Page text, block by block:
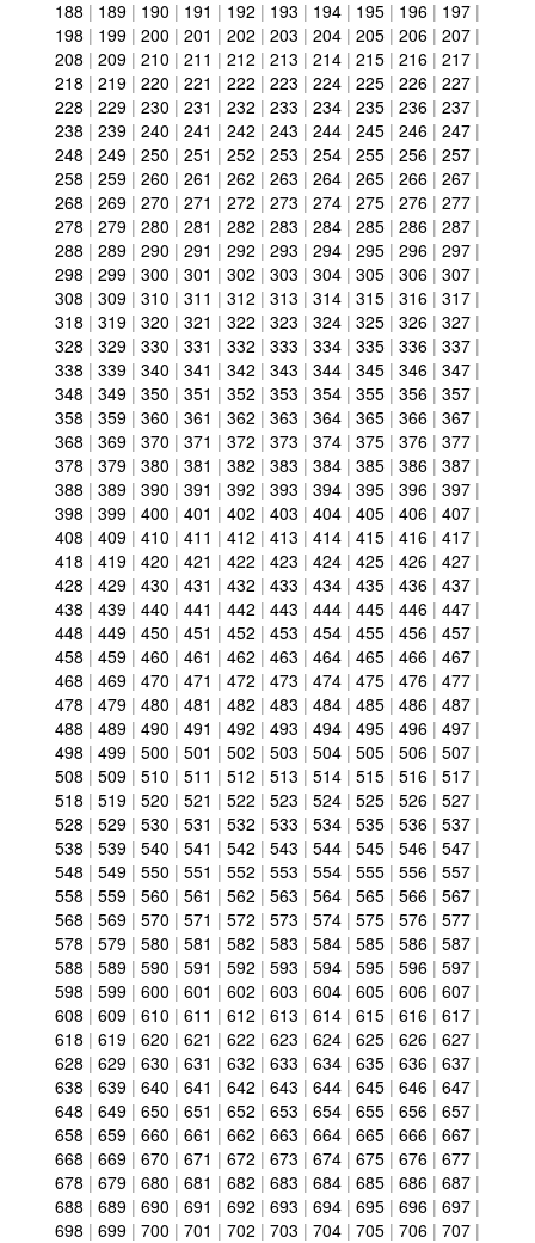
188 | 189 | 190 | 191 | 192 | 193 | 194 | 195 | 196 | 197 |
198 | 199 | 200 | 201 | 202 | 203 | 204 | 205 | 206 | 207 |
208 | 209 | 210 | 211 | 212 | 213 | 214 | 215 | 216 | 217 |
218 | 219 | 220 | 221 | 222 | 223 | 224 | 225 | 226 | 227 |
228 | 229 | 230 | 231 | 232 | 233 | 234 | 235 | 236 | 237 |
238 | 239 | 240 | 241 | 242 | 243 | 244 | 245 | 246 | 247 |
248 | 249 | 250 | 251 | 252 | 253 | 254 | 255 | 256 | 257 |
258 | 259 | 260 | 261 | 262 | 263 | 264 | 265 | 266 | 267 |
268 | 269 | 270 | 271 | 272 | 273 | 274 | 275 | 276 | 277 |
278 | 279 | 280 | 281 | 282 | 283 | 284 | 285 | 286 | 287 |
288 | 289 | 290 | 291 | 292 | 293 | 294 | 295 | 296 | 297 |
298 | 299 | 300 | 301 | 302 | 303 | 304 | 305 | 306 | 307 |
308 | 309 | 310 | 311 | 312 | 313 | 314 | 315 | 316 | 317 |
318 | 319 | 320 | 321 | 322 | 323 | 324 | 325 | 326 | 327 |
328 | 329 | 330 | 331 | 332 | 333 | 334 | 335 | 336 | 337 |
338 | 339 | 340 | 341 | 342 | 343 | 344 | 345 | 346 | 347 |
348 | 349 | 350 | 351 | 352 | 353 | 354 | 355 | 356 | 357 |
358 | 359 | 360 | 361 | 362 | 363 | 364 | 365 | 366 | 367 |
368 | 369 | 370 | 371 | 372 | 373 | 374 | 375 | 376 | 377 |
378 | 379 | 380 | 381 | 382 | 383 | 384 | 385 | 386 | 387 |
388 | 389 | 390 | 391 | 392 | 393 | 394 | 395 | 396 | 397 |
398 | 399 | 400 | 401 | 402 | 403 | 404 | 405 | 406 | 407 |
408 | 409 | 410 | 411 | 412 | 413 | 414 | 415 | 416 | 417 |
418 | 419 | 420 | 421 | 422 | 423 | 424 | 425 | 426 | 427 |
428 | 429 | 430 | 431 | 432 | 433 | 434 | 435 | 436 | 437 |
438 | 439 | 440 | 441 | 442 | 443 | 444 | 445 | 446 | 447 |
448 | 449 | 450 | 451 | 452 | 453 | 454 | 455 | 456 | 457 |
458 | 459 | 460 | 461 | 462 | 463 | 464 | 465 | 466 | 467 |
468 | 469 | 470 | 471 | 472 | 473 | 474 | 475 | 476 | 477 |
478 | 479 | 480 | 481 | 482 | 483 | 484 | 485 | 486 | 487 |
488 | 489 | 490 | 491 | 492 | 493 | 494 | 495 | 496 | 497 |
498 | 499 | 500 | 501 | 502 | 503 | 504 | 505 | 506 | 507 |
508 | 509 | 510 | 511 | 512 | 513 | 514 | 515 | 516 | 517 |
518 | 519 | 520 | 521 | 522 | 523 | 524 | 525 | 526 | 527 |
528 | 529 | 530 | 531 | 532 | 533 | 534 | 535 | 536 | 537 |
538 | 539 | 540 | 541 | 542 | 543 | 544 | 545 | 546 | 547 |
548 | 549 | 550 | 551 | 552 | 553 | 554 | 555 | 556 | 557 |
558 | 559 | 560 | 561 | 562 | 563 | 564 | 565 | 566 | 567 |
568 | 569 | 570 | 571 | 572 | 573 | 574 | 575 | 576 | 577 |
578 | 579 | 580 | 581 | 582 | 583 | 584 | 585 | 586 | 587 |
588 | 589 | 590 | 591 | 592 | 593 | 594 | 595 | 596 | 597 |
598 | 599 | 600 | 601 | 602 | 603 | 604 | 605 | 606 | 607 |
608 | 609 | 610 | 611 | 612 | 613 | 614 | 615 | 616 | 617 |
618 | 619 | 620 | 621 | 622 | 623 | 624 | 625 | 626 | 627 |
628 | 629 | 630 | 631 | 632 | 633 | 634 | 635 | 636 | 637 |
638 | 639 | 640 | 641 | 642 | 643 | 644 | 645 | 646 | 647 |
648 | 649 | 650 | 651 | 652 | 653 | 654 | 655 | 656 | 657 |
658 | 659 | 660 | 661 | 662 | 663 | 664 | 665 | 666 | 667 |
668 | 669 | 670 | 671 | 672 | 673 | 674 | 675 | 676 | 677 |
678 | 679 | 680 | 681 | 682 | 683 | 684 | 685 | 686 | 687 |
688 | 689 | 690 | 691 | 692 | 693 | 694 | 695 | 696 | 697 |
698 | 699 | 700 | 701 | 702 | 703 | 704 | 705 | 706 | 707 |